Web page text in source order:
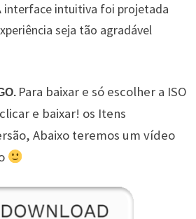
interface intuitiva foi projetada
seja tão agradável
Para baixar e só escolher a ISO
e baixar! os Itens
Abaixo teremos um vídeo